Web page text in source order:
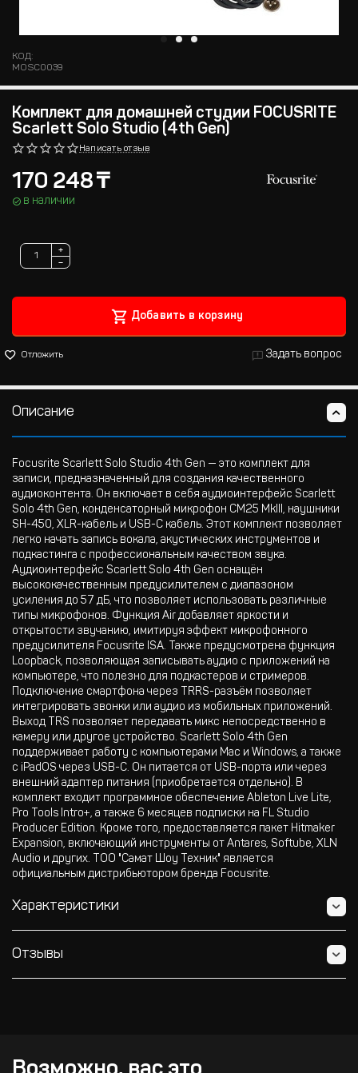
КОД:
MOSC0039
Комплект для домашней студии FOCUSRITE
Scarlett Solo Studio (4th Gen)
Написать отзыв
170 248₸
в наличии
+
−
Добавить в корзину
Отложить Задать вопрос
Описание
Focusrite Scarlett Solo Studio 4th Gen — это комплект для
записи, предназначенный для создания качественного
аудиоконтента. Он включает в себя аудиоинтерфейс Scarlett
Solo 4th Gen, конденсаторный микрофон CM25 MkIII, наушники
SH-450, XLR-кабель и USB-C кабель. Этот комплект позволяет
легко начать запись вокала, акустических инструментов и
подкастинга с профессиональным качеством звука.
Аудиоинтерфейс Scarlett Solo 4th Gen оснащён
высококачественным предусилителем с диапазоном
усиления до 57 дБ, что позволяет использовать различные
типы микрофонов. Функция Air добавляет яркости и
открытости звучанию, имитируя эффект микрофонного
предусилителя Focusrite ISA. Также предусмотрена функция
Loopback, позволяющая записывать аудио с приложений на
компьютере, что полезно для подкастеров и стримеров.
Подключение смартфона через TRRS-разъём позволяет
интегрировать звонки или аудио из мобильных приложений.
Выход TRS позволяет передавать микс непосредственно в
камеру или другое устройство. Scarlett Solo 4th Gen
поддерживает работу с компьютерами Mac и Windows, а также
с iPadOS через USB-C. Он питается от USB-порта или через
внешний адаптер питания (приобретается отдельно). В
комплект входит программное обеспечение Ableton Live Lite,
Pro Tools Intro+, а также 6 месяцев подписки на FL Studio
Producer Edition. Кроме того, предоставляется пакет Hitmaker
Expansion, включающий инструменты от Antares, Softube, XLN
Audio и других. ТОО "Самат Шоу Техник" является
официальным дистрибьютором бренда Focusrite.
Характеристики
Отзывы